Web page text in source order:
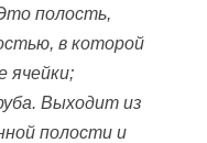
полость,
в которой
ячейки;
Выходит из
полости и